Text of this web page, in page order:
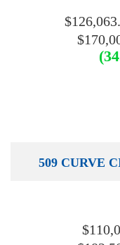
509 CURVE